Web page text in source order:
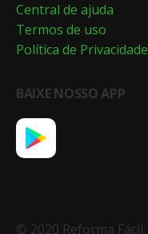
Central de ajuda
Termos de uso
Política de Privacidade
BAIXE NOSSO APP
© 2020 Reforma Fácil.